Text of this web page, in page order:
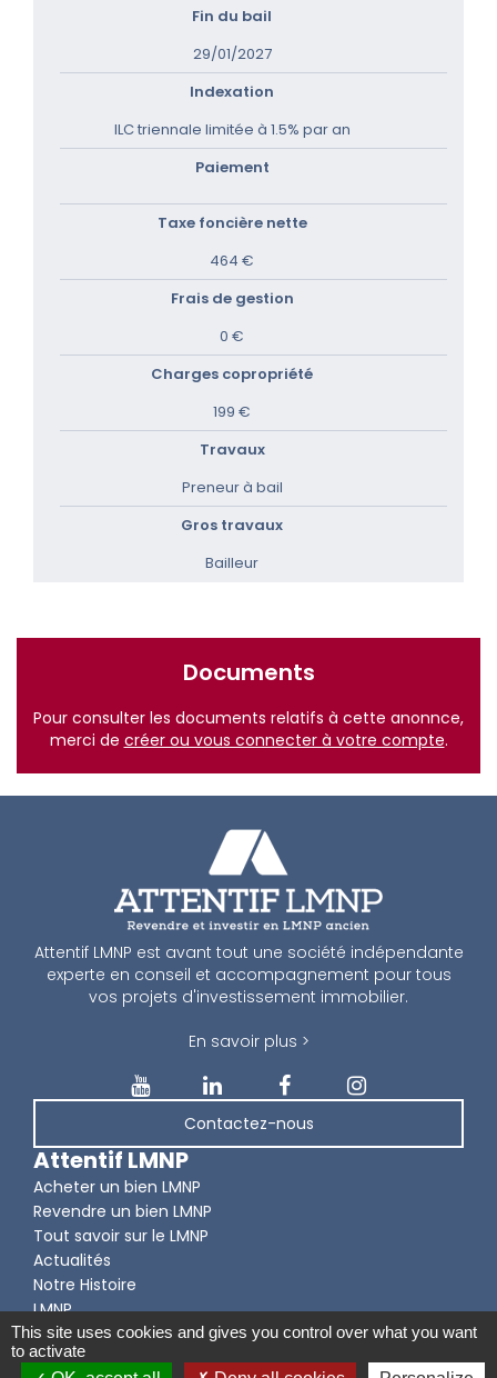
Fin du bail
29/01/2027
Indexation
ILC triennale limitée à 1.5% par an
Paiement
Taxe foncière nette
464 €
Frais de gestion
0 €
Charges copropriété
199 €
Travaux
Preneur à bail
Gros travaux
Bailleur
Documents
Pour consulter les documents relatifs à cette anonnce,
merci de créer ou vous connecter à votre compte.
Attentif LMNP est avant tout une société indépendante
experte en conseil et accompagnement pour tous
vos projets d'investissement immobilier.
En savoir plus >
Contactez-nous
Attentif LMNP
Acheter un bien LMNP
Revendre un bien LMNP
Tout savoir sur le LMNP
Actualités
Notre Histoire
LMNP
This site uses cookies and gives you control over what you want
to activate